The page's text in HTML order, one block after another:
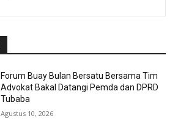
Forum Buay Bulan Bersatu Bersama Tim
Advokat Bakal Datangi Pemda dan DPRD
Tubaba
Agustus 10, 2026